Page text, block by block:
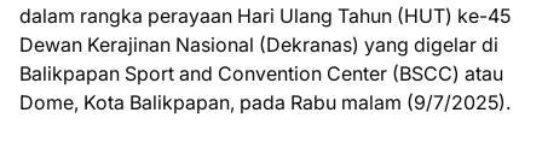
dalam rangka perayaan Hari Ulang Tahun (HUT) ke-45
Dewan Kerajinan Nasional (Dekranas) yang digelar di
Balikpapan Sport and Convention Center (BSCC) atau
Dome, Kota Balikpapan, pada Rabu malam (9/7/2025).